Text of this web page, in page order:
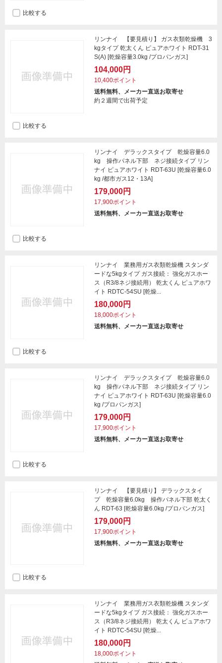
比較する
リンナイ 【要見積り】 ガス衣類乾燥機 3
kgタイプ 乾太くん ピュアホワイト RDT-31
S(A) [乾燥容量3.0kg /プロパンガス]
104,000円
10,400ポイント
送料無料、メーカー直送お取寄せ
約２週間で出荷予定
比較する
リンナイ デラックスタイプ 乾燥容量6.0
kg 操作パネル下部 ネジ接続タイプ リン
ナイ ピュアホワイト RDT-63U [乾燥容量6.0
kg /都市ガス12・13A]
179,000円
17,900ポイント
送料無料、メーカー直送お取寄せ
比較する
リンナイ 業務用ガス衣類乾燥機 スタンダ
ードな5kgタイプ ガス接続： 強化ガスホー
ス（R3/8ネジ接続用） 乾太くん ピュアホワ
イト RDTC-54SU [乾燥...
180,000円
18,000ポイント
送料無料、メーカー直送お取寄せ
比較する
リンナイ デラックスタイプ 乾燥容量6.0
kg 操作パネル下部 ネジ接続タイプ リン
ナイ ピュアホワイト RDT-63U [乾燥容量6.0
kg /プロパンガス]
179,000円
17,900ポイント
送料無料、メーカー直送お取寄せ
比較する
リンナイ 【要見積り】 デラックスタイ
プ 乾燥容量6.0kg 操作パネル下部 乾太く
ん RDT-63 [乾燥容量6.0kg /プロパンガス]
179,000円
17,900ポイント
送料無料、メーカー直送お取寄せ
比較する
リンナイ 業務用ガス衣類乾燥機 スタンダ
ードな5kgタイプ ガス接続： 強化ガスホー
ス（R3/8ネジ接続用） 乾太くん ピュアホワ
イト RDTC-54SU [乾燥...
180,000円
18,000ポイント